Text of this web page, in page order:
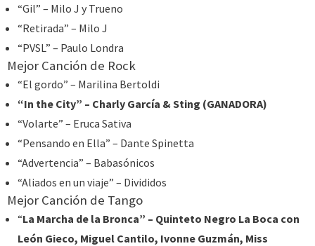
“Gil” – Milo J y Trueno
“Retirada” – Milo J
“PVSL” – Paulo Londra
Mejor Canción de Rock
“El gordo” – Marilina Bertoldi
“In the City” – Charly García & Sting (GANADORA)
“Volarte” – Eruca Sativa
“Pensando en Ella” – Dante Spinetta
“Advertencia” – Babasónicos
“Aliados en un viaje” – Divididos
Mejor Canción de Tango
“La Marcha de la Bronca” – Quinteto Negro La Boca con
León Gieco, Miguel Cantilo, Ivonne Guzmán, Miss